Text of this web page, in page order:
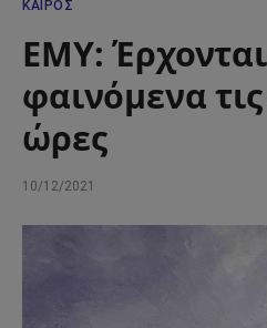
ΚΑΙΡΌΣ
ΕΜΥ:
φαινόμενα
ώρες
10/12/2021